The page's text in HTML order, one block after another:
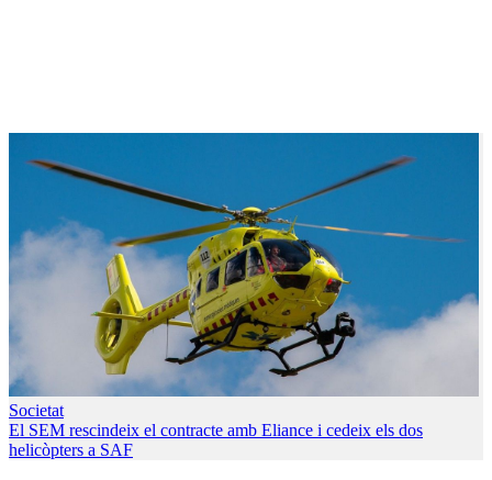
Societat
El SEM rescindeix el contracte amb Eliance i cedeix els dos
helicòpters a SAF